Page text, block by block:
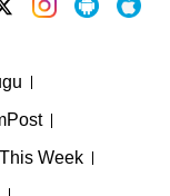
Week